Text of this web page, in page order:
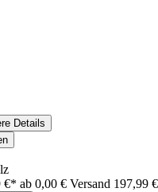
Details
€* ab 0,00 € Versand 197,99